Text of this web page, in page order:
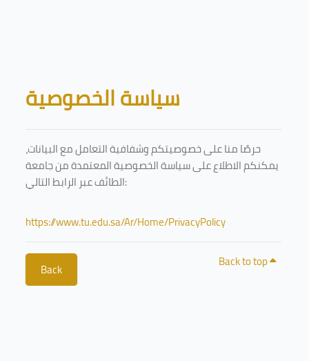
Blocks
سياسة الخصوصية
حرصًا منا على خصوصيتكم وشفافية التعامل مع البيانات،
يمكنكم الاطلاع على سياسة الخصوصية المعتمدة من جامعة
الطائف عبر الرابط التالي:
https://www.tu.edu.sa/Ar/Home/PrivacyPolicy
Back Back to top